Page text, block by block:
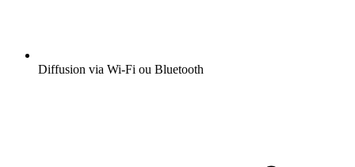
Diffusion via Wi-Fi ou Bluetooth